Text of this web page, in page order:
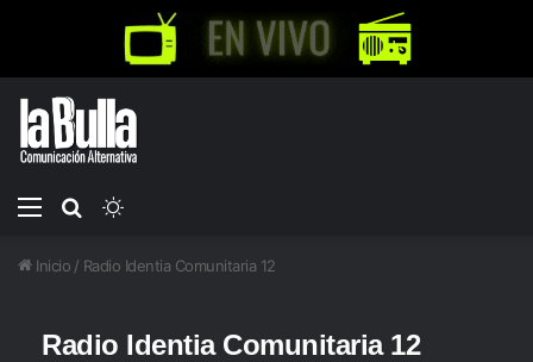
Menú
Buscar
Inicio / Radio Identia Comunitaria 12
Radio Identia Comunitaria 12